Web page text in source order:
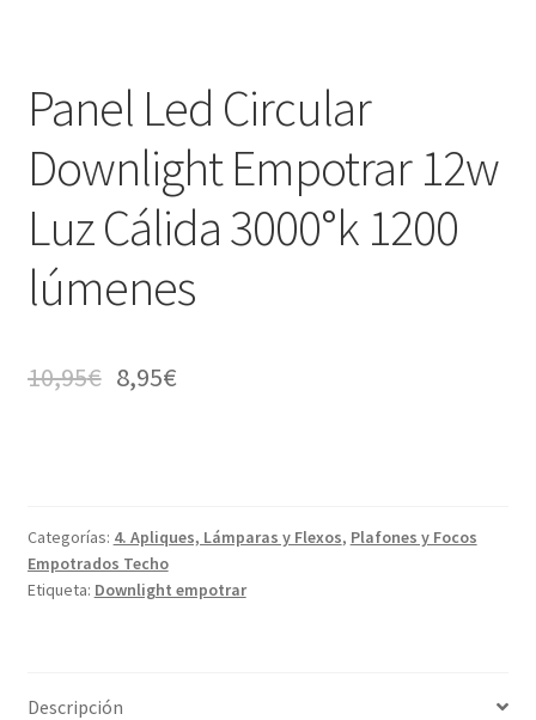
Panel Led Circular
Downlight Empotrar 12w
Luz Cálida 3000°k 1200
lúmenes
10,95€ 8,95€
Categorías: 4. Apliques, Lámparas y Flexos, Plafones y Focos
Empotrados Techo
Etiqueta: Downlight empotrar
Descripción